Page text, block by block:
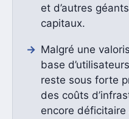
et d’autres
capitaux.
Malgré une
base
reste sous forte
des coûts
encore